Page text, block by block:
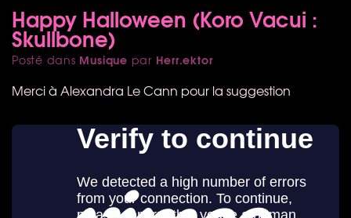
Happy Halloween (Koro Vacui :
Skullbone)
Posté dans Musique par Herr.ektor
Merci à Alexandra Le Cann pour la suggestion